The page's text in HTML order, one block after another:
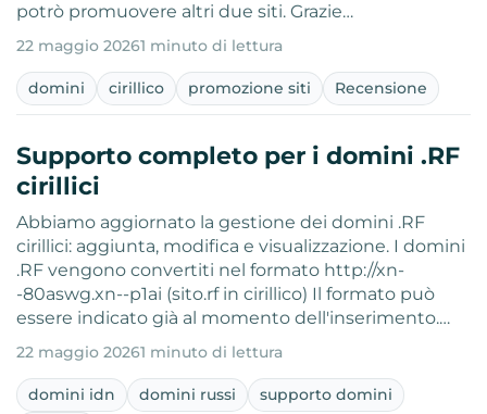
potrò promuovere altri due siti. Grazie…
22 maggio 20261 minuto di lettura
domini cirillico promozione siti Recensione
Supporto completo per i domini .RF
cirillici
Abbiamo aggiornato la gestione dei domini .RF
cirillici: aggiunta, modifica e visualizzazione. I domini
.RF vengono convertiti nel formato http://xn-
-80aswg.xn--p1ai (sito.rf in cirillico) Il formato può
essere indicato già al momento dell'inserimento.…
22 maggio 20261 minuto di lettura
domini idn domini russi
supporto domini